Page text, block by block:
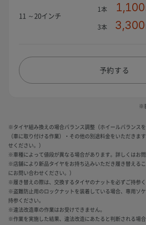
11 ～20インチ
1本 1,100
3本 3,300
予約する
※
※タイヤ組み換えの場合バランス調整（ホイールバランス
（車に取り付ける作業）・その他の別途料金をいただきま
せください。）
※車種によって値段が異なる場合があります。詳しくはお
※店舗により新品タイヤをお持ち込みいただき履き替える
にお問い合わせください。）
※履き替えの際は、交換するタイヤのナットを必ずご持参く
※盗難防止用のロックナットを装着している場合、専用ソ
持参ください。
※違法改造車の作業はお受けできません。
※作業を実施した結果、違法改造にあたると判断される場